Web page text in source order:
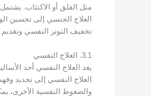
مثل القلق أو الاكتئاب.
العلاج الجنسي إلى تحسين
تخفيف التوتر النفسي
3.1. العلاج النفسي
يعد العلاج النفسي أحد
العلاج النفسي إلى تحديد
والضغوط النفسية الأخرى،